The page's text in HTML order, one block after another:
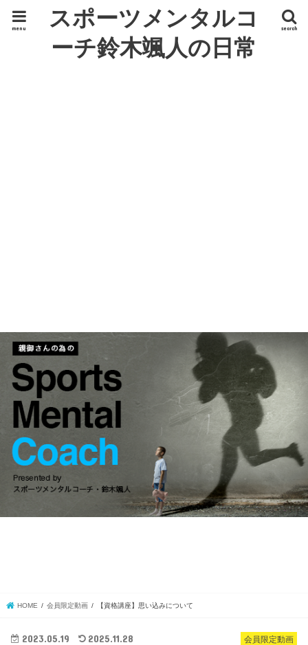
スポーツメンタルコ
ーチ鈴木颯人の日常
search
menu
HOME 会員限定動画 【資格講座】思い込みについて
会員限定動画
2023.05.19 2025.11.28